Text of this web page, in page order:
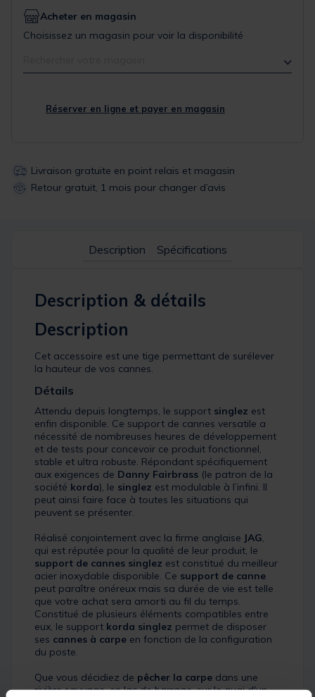
Acheter en magasin
Choisissez un magasin pour voir la disponibilité
Réserver en ligne et payer en magasin
Livraison gratuite en point relais et magasin
Retour gratuit, 1 mois pour changer d’avis
Description Spécifications
Description & détails
Description
Cet accessoire est une tige permettant de surélever
la hauteur de vos cannes.
Détails
Attendu depuis longtemps, le support singlez est
enfin disponible. Ce support de cannes versatile a
nécessité de nombreuses heures de développement
et de tests pour concevoir ce produit fonctionnel,
stable et ultra robuste. Répondant spécifiquement
aux exigences de Danny Fairbrass (le patron de la
société korda), le singlez est modulable à l’infini. Il
peut ainsi faire face à toutes les situations qui
peuvent se présenter.
Réalisé conjointement avec la firme anglaise JAG,
qui est réputée pour la qualité de leur produit, le
support de cannes singlez est constitué du meilleur
acier inoxydable disponible. Ce support de canne
peut paraître onéreux mais sa durée de vie est telle
que votre achat sera amorti au fil du temps.
Constitué de plusieurs éléments compatibles entre
eux, le support korda singlez permet de disposer
ses cannes à carpe en fonction de la configuration
du poste.
Que vous décidiez de pêcher la carpe dans une
rivière sauvage, en lac de barrage, sur le quai d'un